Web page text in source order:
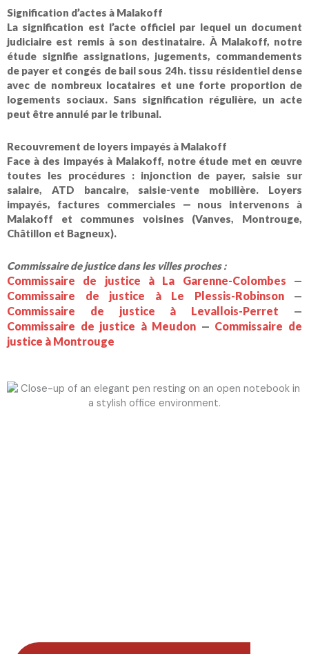
Signification d’actes à Malakoff
La signification est l’acte officiel par lequel un document
judiciaire est remis à son destinataire. À Malakoff, notre
étude signifie assignations, jugements, commandements
de payer et congés de bail sous 24h. tissu résidentiel dense
avec de nombreux locataires et une forte proportion de
logements sociaux. Sans signification régulière, un acte
peut être annulé par le tribunal.
Recouvrement de loyers impayés à Malakoff
Face à des impayés à Malakoff, notre étude met en œuvre
toutes les procédures : injonction de payer, saisie sur
salaire, ATD bancaire, saisie-vente mobilière. Loyers
impayés, factures commerciales — nous intervenons à
Malakoff et communes voisines (Vanves, Montrouge,
Châtillon et Bagneux).
Commissaire de justice dans les villes proches :
Commissaire de justice à La Garenne-Colombes —
Commissaire de justice à Le Plessis-Robinson—
Commissaire de justice à Levallois-Perret —
Commissaire de justice à Meudon — Commissaire de
justice à Montrouge